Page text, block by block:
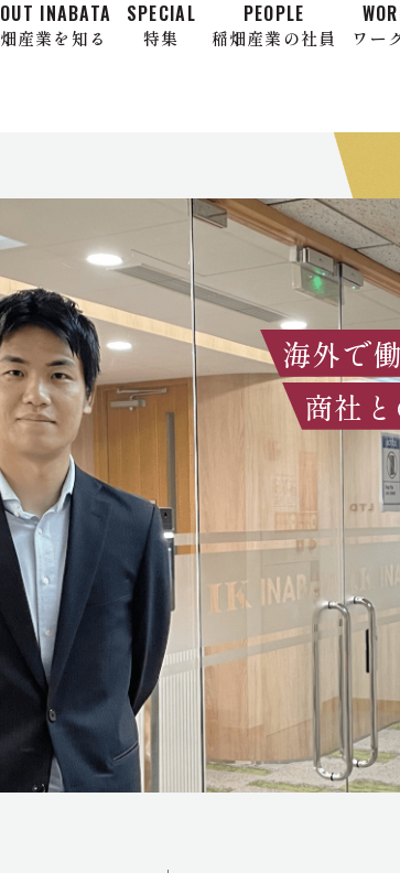
INABATA
産業を知る
1分で知る稲畑産業 事業紹介
SPECIAL
特集
データで知る
稲畑のキャリア採用
グローバル特集
海外駐在員レポート
PEOPLE
稲畑産業の社員
キャリア入社者
インタビュー
ワー
福利厚生と多様な
働き方の支援
社員を育てる
研修制度
よくある質問 募集職種一覧
ジ
稲畑産業を知る
キャリア採用
駐在員レポート
PEOPLE
職種紹介
キャリア入
WORK
福利厚生と多
社員を育てる
RECRUIT
よくある質問
募集職種一覧
海外で
商社